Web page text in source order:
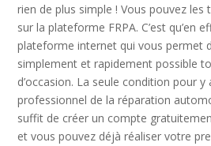
rien de plus simple ! Vous pouvez
sur la plateforme FRPA. C’est qu’en
plateforme internet qui vous permet
simplement et rapidement possible
d’occasion. La seule condition pour y
professionnel de la réparation
suffit de créer un compte
et vous pouvez déjà réaliser votre